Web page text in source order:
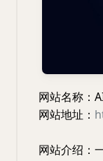
网站名称：
网站地址：
网站介绍：